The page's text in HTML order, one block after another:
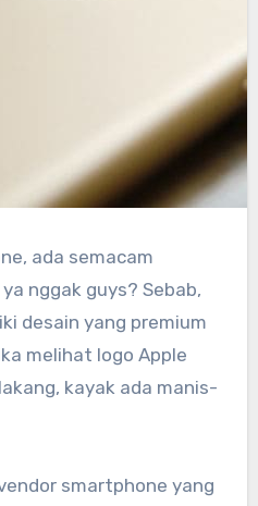
ada semacam
nggak guys? Sebab,
desain yang premium
melihat logo Apple
kayak ada manis-
smartphone yang